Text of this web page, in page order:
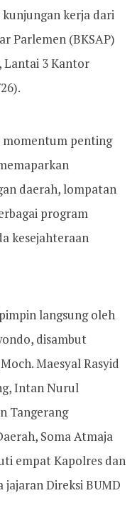
kerja dari
Parlemen (BKSAP)
Lantai 3 Kantor
momentum penting
daerah, lompatan
program
kesejahteraan
langsung oleh
disambut
Maesyal Rasyid
Intan Nurul
Tangerang
Soma Atmaja
empat Kapolres dan
jajaran Direksi BUMD